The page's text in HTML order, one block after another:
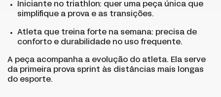
Iniciante no triathlon: quer uma peça única que
simplifique a prova e as transições.
Atleta que treina forte na semana: precisa de
conforto e durabilidade no uso frequente.
A peça acompanha a evolução do atleta. Ela serve
da primeira prova sprint às distâncias mais longas
do esporte.